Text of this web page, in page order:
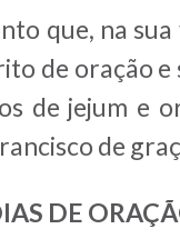
que, na
de oração
de jejum e
de
DE